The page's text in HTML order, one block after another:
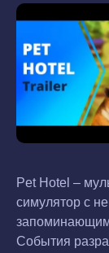
Pet Hotel –
симулятор с
События